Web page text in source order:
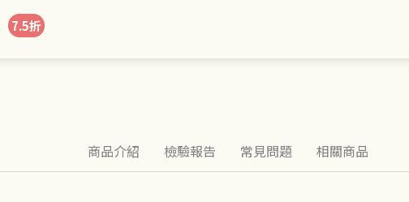
7.5折
商品介紹 檢驗報告 常見問題 相關商品